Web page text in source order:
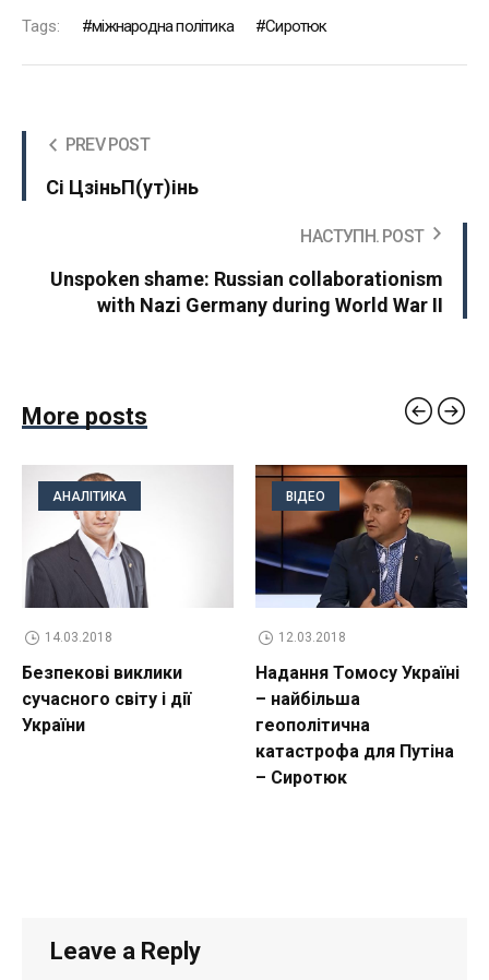
Tags: міжнародна політика Сиротюк
PREV POST
Сі ЦзіньП(ут)інь
НАСТУПН. POST
Unspoken shame: Russian collaborationism
with Nazi Germany during World War II
More posts
АНАЛІТИКА
14.03.2018
Безпекові виклики
сучасного світу і дії
України
ВІДЕО
12.03.2018
Надання Томосу Україні
– найбільша
геополітична
катастрофа для Путіна
– Сиротюк
Leave a Reply